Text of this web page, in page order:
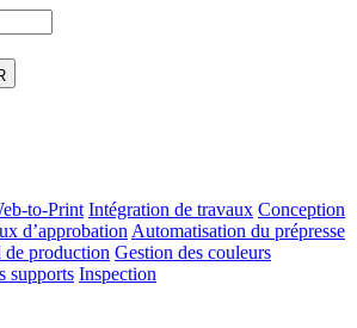
to-Print Intégration de travaux Conception
d’approbation Automatisation du prépresse
de production Gestion des couleurs
supports Inspection